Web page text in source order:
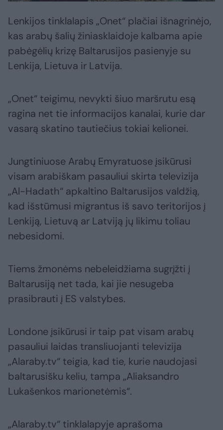
Lenkijos tinklalapis „Onet“ plačiai išnagrinėjo,
kas arabų šalių žiniasklaidoje kalbama apie
pabėgėlių krizę Baltarusijos pasienyje su
Lenkija, Lietuva ir Latvija.
„Onet“ teigimu, nevykti šiuo maršrutu esą
ragina net tie informacijos kanalai, kurie dar
vasarą skatino tautiečius tokiai kelionei.
Jungtiniuose Arabų Emyratuose įsikūrusi
visam arabiškam pasauliui skirta televizija
„Al-Hadath“ apkaltino Baltarusijos valdžią,
kad išstūmusi migrantus iš savo teritorijos į
Lenkiją, Lietuvą ar Latviją jų likimu toliau
nebesidomi.
Tiems žmonėms nebeleidžiama sugrįžti į
Baltarusiją net tada, kai jie nesugeba
prasibrauti į ES valstybes.
Londone įsikūrusi ir taip pat visam arabų
pasauliui laidas transliuojanti televizija
„Alaraby.tv“ teigia, kad tie, kurie naudojasi
baltarusišku keliu, tampa „Aliaksandro
Lukašenkos marionetėmis“.
„Alaraby.tv“ tinklalapyje aprašoma